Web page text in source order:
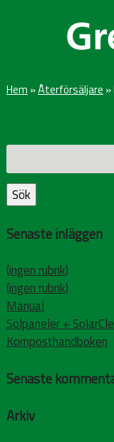
Hem »Återförsäljare »
Sök
efter:
Sök
Senaste inläggen
(ingen rubrik)
(ingen rubrik)
Manual
Solpaneler +
Komposthandboken
Senaste
Arkiv